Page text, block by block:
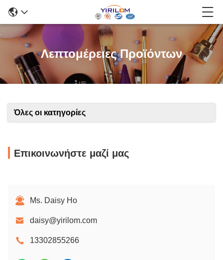
Λεπτομέρειες Προϊόντων
Όλες οι κατηγορίες
Επικοινωνήστε μαζί μας
Ms. Daisy Ho
daisy@yirilom.com
13302855266